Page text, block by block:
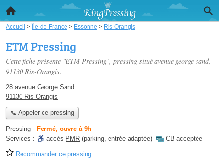
Accueil > Île-de-France > Essonne > Ris-Orangis
ETM Pressing
Cette fiche présente "ETM Pressing", pressing situé avenue george sand,
91130 Ris-Orangis.
28 avenue George Sand
91130 Ris-Orangis
📞 Appeler ce pressing
Pressing - Fermé, ouvre à 9h
Services :
accès PMR (parking, entrée adaptée), CB acceptée
Recommander ce pressing